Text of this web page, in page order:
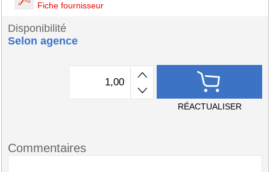
Fiche fournisseur
Disponibilité
Selon agence
RÉACTUALISER
Commentaires